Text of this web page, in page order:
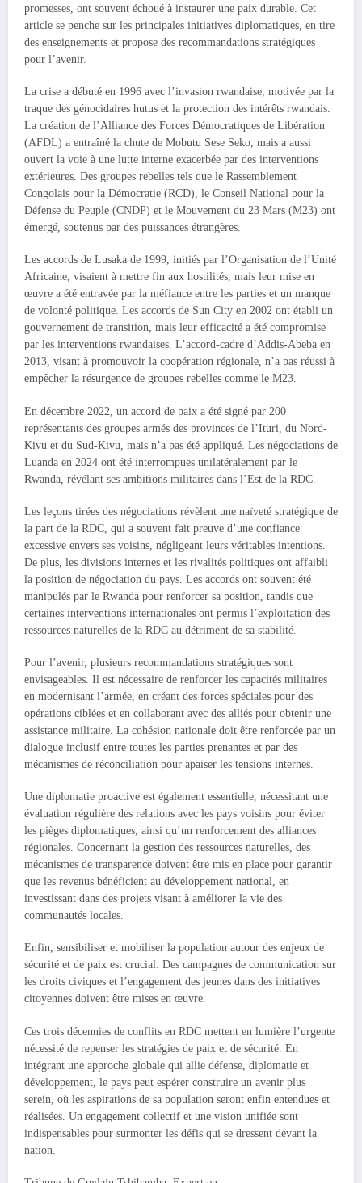
promesses, ont souvent échoué à instaurer une paix durable. Cet
article se penche sur les principales initiatives diplomatiques, en tire
des enseignements et propose des recommandations stratégiques
pour l’avenir.
La crise a débuté en 1996 avec l’invasion rwandaise, motivée par la
traque des génocidaires hutus et la protection des intérêts rwandais.
La création de l’Alliance des Forces Démocratiques de Libération
(AFDL) a entraîné la chute de Mobutu Sese Seko, mais a aussi
ouvert la voie à une lutte interne exacerbée par des interventions
extérieures. Des groupes rebelles tels que le Rassemblement
Congolais pour la Démocratie (RCD), le Conseil National pour la
Défense du Peuple (CNDP) et le Mouvement du 23 Mars (M23) ont
émergé, soutenus par des puissances étrangères.
Les accords de Lusaka de 1999, initiés par l’Organisation de l’Unité
Africaine, visaient à mettre fin aux hostilités, mais leur mise en
œuvre a été entravée par la méfiance entre les parties et un manque
de volonté politique. Les accords de Sun City en 2002 ont établi un
gouvernement de transition, mais leur efficacité a été compromise
par les interventions rwandaises. L’accord-cadre d’Addis-Abeba en
2013, visant à promouvoir la coopération régionale, n’a pas réussi à
empêcher la résurgence de groupes rebelles comme le M23.
En décembre 2022, un accord de paix a été signé par 200
représentants des groupes armés des provinces de l’Ituri, du Nord-
Kivu et du Sud-Kivu, mais n’a pas été appliqué. Les négociations de
Luanda en 2024 ont été interrompues unilatéralement par le
Rwanda, révélant ses ambitions militaires dans l’Est de la RDC.
Les leçons tirées des négociations révèlent une naïveté stratégique de
la part de la RDC, qui a souvent fait preuve d’une confiance
excessive envers ses voisins, négligeant leurs véritables intentions.
De plus, les divisions internes et les rivalités politiques ont affaibli
la position de négociation du pays. Les accords ont souvent été
manipulés par le Rwanda pour renforcer sa position, tandis que
certaines interventions internationales ont permis l’exploitation des
ressources naturelles de la RDC au détriment de sa stabilité.
Pour l’avenir, plusieurs recommandations stratégiques sont
envisageables. Il est nécessaire de renforcer les capacités militaires
en modernisant l’armée, en créant des forces spéciales pour des
opérations ciblées et en collaborant avec des alliés pour obtenir une
assistance militaire. La cohésion nationale doit être renforcée par un
dialogue inclusif entre toutes les parties prenantes et par des
mécanismes de réconciliation pour apaiser les tensions internes.
Une diplomatie proactive est également essentielle, nécessitant une
évaluation régulière des relations avec les pays voisins pour éviter
les pièges diplomatiques, ainsi qu’un renforcement des alliances
régionales. Concernant la gestion des ressources naturelles, des
mécanismes de transparence doivent être mis en place pour garantir
que les revenus bénéficient au développement national, en
investissant dans des projets visant à améliorer la vie des
communautés locales.
Enfin, sensibiliser et mobiliser la population autour des enjeux de
sécurité et de paix est crucial. Des campagnes de communication sur
les droits civiques et l’engagement des jeunes dans des initiatives
citoyennes doivent être mises en œuvre.
Ces trois décennies de conflits en RDC mettent en lumière l’urgente
nécessité de repenser les stratégies de paix et de sécurité. En
intégrant une approche globale qui allie défense, diplomatie et
développement, le pays peut espérer construire un avenir plus
serein, où les aspirations de sa population seront enfin entendues et
réalisées. Un engagement collectif et une vision unifiée sont
indispensables pour surmonter les défis qui se dressent devant la
nation.